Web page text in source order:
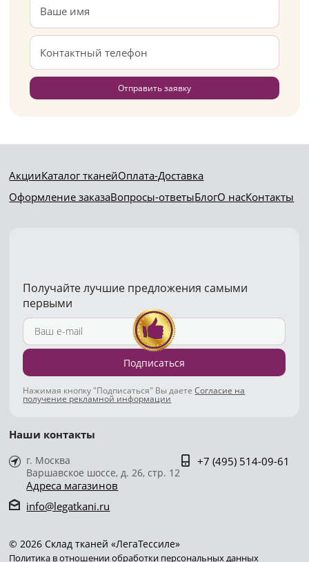
Отправить заявку
АкцииКаталог тканейОплата-Доставка
Оформление заказаВопросы-ответыБлогО насКонтакты
Получайте лучшие предложения самыми
первыми
Подписаться
Нажимая кнопку "Подписаться" Вы даетеСогласие на
получение рекламной информации
Наши контакты
г. Москва
Варшавское шоссе, д. 26, стр. 12
Адреса магазинов
+7 (495) 514-09-61
info@legatkani.ru
© 2026 Склад тканей «ЛегаТессиле»
Политика в отношении обработки персональных данных